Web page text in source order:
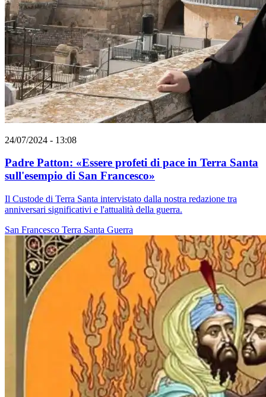
24/07/2024 - 13:08
Padre Patton: «Essere profeti di pace in Terra Santa
sull'esempio di San Francesco»
Il Custode di Terra Santa intervistato dalla nostra redazione tra
anniversari significativi e l'attualità della guerra.
San Francesco Terra Santa Guerra